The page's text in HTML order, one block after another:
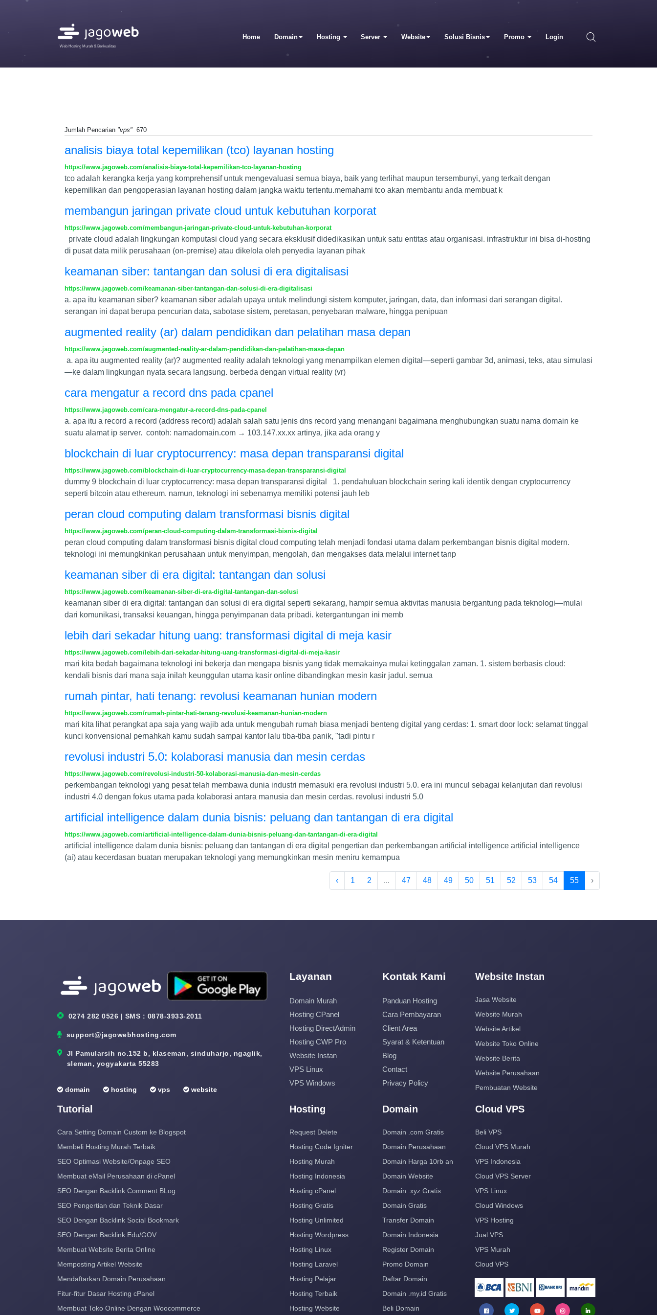
Web Hosting Murah & Berkualitas
Home Domain Hosting Server Website Solusi Bisnis Promo Login
Jumlah Pencarian "vps" 670
analisis biaya total kepemilikan (tco) layanan hosting
https://www.jagoweb.com/analisis-biaya-total-kepemilikan-tco-layanan-hosting
tco adalah kerangka kerja yang komprehensif untuk mengevaluasi semua biaya, baik yang terlihat maupun tersembunyi, yang terkait dengan
kepemilikan dan pengoperasian layanan hosting dalam jangka waktu tertentu.memahami tco akan membantu anda membuat k
membangun jaringan private cloud untuk kebutuhan korporat
https://www.jagoweb.com/membangun-jaringan-private-cloud-untuk-kebutuhan-korporat
private cloud adalah lingkungan komputasi cloud yang secara eksklusif didedikasikan untuk satu entitas atau organisasi. infrastruktur ini bisa di-hosting
di pusat data milik perusahaan (on-premise) atau dikelola oleh penyedia layanan pihak
keamanan siber: tantangan dan solusi di era digitalisasi
https://www.jagoweb.com/keamanan-siber-tantangan-dan-solusi-di-era-digitalisasi
a. apa itu keamanan siber? keamanan siber adalah upaya untuk melindungi sistem komputer, jaringan, data, dan informasi dari serangan digital.
serangan ini dapat berupa pencurian data, sabotase sistem, peretasan, penyebaran malware, hingga penipuan
augmented reality (ar) dalam pendidikan dan pelatihan masa depan
https://www.jagoweb.com/augmented-reality-ar-dalam-pendidikan-dan-pelatihan-masa-depan
a. apa itu augmented reality (ar)? augmented reality adalah teknologi yang menampilkan elemen digital—seperti gambar 3d, animasi, teks, atau simulasi
—ke dalam lingkungan nyata secara langsung. berbeda dengan virtual reality (vr)
cara mengatur a record dns pada cpanel
https://www.jagoweb.com/cara-mengatur-a-record-dns-pada-cpanel
a. apa itu a record a record (address record) adalah salah satu jenis dns record yang menangani bagaimana menghubungkan suatu nama domain ke
suatu alamat ip server. contoh: namadomain.com → 103.147.xx.xx artinya, jika ada orang y
blockchain di luar cryptocurrency: masa depan transparansi digital
https://www.jagoweb.com/blockchain-di-luar-cryptocurrency-masa-depan-transparansi-digital
dummy 9 blockchain di luar cryptocurrency: masa depan transparansi digital 1. pendahuluan blockchain sering kali identik dengan cryptocurrency
seperti bitcoin atau ethereum. namun, teknologi ini sebenarnya memiliki potensi jauh leb
peran cloud computing dalam transformasi bisnis digital
https://www.jagoweb.com/peran-cloud-computing-dalam-transformasi-bisnis-digital
peran cloud computing dalam transformasi bisnis digital cloud computing telah menjadi fondasi utama dalam perkembangan bisnis digital modern.
teknologi ini memungkinkan perusahaan untuk menyimpan, mengolah, dan mengakses data melalui internet tanp
keamanan siber di era digital: tantangan dan solusi
https://www.jagoweb.com/keamanan-siber-di-era-digital-tantangan-dan-solusi
keamanan siber di era digital: tantangan dan solusi di era digital seperti sekarang, hampir semua aktivitas manusia bergantung pada teknologi—mulai
dari komunikasi, transaksi keuangan, hingga penyimpanan data pribadi. ketergantungan ini memb
lebih dari sekadar hitung uang: transformasi digital di meja kasir
https://www.jagoweb.com/lebih-dari-sekadar-hitung-uang-transformasi-digital-di-meja-kasir
mari kita bedah bagaimana teknologi ini bekerja dan mengapa bisnis yang tidak memakainya mulai ketinggalan zaman. 1. sistem berbasis cloud:
kendali bisnis dari mana saja inilah keunggulan utama kasir online dibandingkan mesin kasir jadul. semua
rumah pintar, hati tenang: revolusi keamanan hunian modern
https://www.jagoweb.com/rumah-pintar-hati-tenang-revolusi-keamanan-hunian-modern
mari kita lihat perangkat apa saja yang wajib ada untuk mengubah rumah biasa menjadi benteng digital yang cerdas: 1. smart door lock: selamat tinggal
kunci konvensional pernahkah kamu sudah sampai kantor lalu tiba-tiba panik, "tadi pintu r
revolusi industri 5.0: kolaborasi manusia dan mesin cerdas
https://www.jagoweb.com/revolusi-industri-50-kolaborasi-manusia-dan-mesin-cerdas
perkembangan teknologi yang pesat telah membawa dunia industri memasuki era revolusi industri 5.0. era ini muncul sebagai kelanjutan dari revolusi
industri 4.0 dengan fokus utama pada kolaborasi antara manusia dan mesin cerdas. revolusi industri 5.0
artificial intelligence dalam dunia bisnis: peluang dan tantangan di era digital
https://www.jagoweb.com/artificial-intelligence-dalam-dunia-bisnis-peluang-dan-tantangan-di-era-digital
artificial intelligence dalam dunia bisnis: peluang dan tantangan di era digital pengertian dan perkembangan artificial intelligence artificial intelligence
(ai) atau kecerdasan buatan merupakan teknologi yang memungkinkan mesin meniru kemampua
‹ 1 2 ... 47 48 49 50 51 52 53 54 55 ›
0274 282 0526 | SMS : 0878-3933-2011
support@jagowebhosting.com
Jl Pamularsih no.152 b, klaseman, sinduharjo, ngaglik,
sleman, yogyakarta 55283
domain hosting vps website
Layanan
Domain Murah
Hosting CPanel
Hosting DirectAdmin
Hosting CWP Pro
Website Instan
VPS Linux
VPS Windows
Kontak Kami
Panduan Hosting
Cara Pembayaran
Client Area
Syarat & Ketentuan
Blog
Contact
Privacy Policy
Website Instan
Jasa Website
Website Murah
Website Artikel
Website Toko Online
Website Berita
Website Perusahaan
Pembuatan Website
Tutorial
Cara Setting Domain Custom ke Blogspot
Membeli Hosting Murah Terbaik
SEO Optimasi Website/Onpage SEO
Membuat eMail Perusahaan di cPanel
SEO Dengan Backlink Comment BLog
SEO Pengertian dan Teknik Dasar
SEO Dengan Backlink Social Bookmark
SEO Dengan Backlink Edu/GOV
Membuat Website Berita Online
Memposting Artikel Website
Mendaftarkan Domain Perusahaan
Fitur-fitur Dasar Hosting cPanel
Membuat Toko Online Dengan Woocommerce
Hosting
Request Delete
Hosting Code Igniter
Hosting Murah
Hosting Indonesia
Hosting cPanel
Hosting Gratis
Hosting Unlimited
Hosting Wordpress
Hosting Linux
Hosting Laravel
Hosting Pelajar
Hosting Terbaik
Hosting Website
Domain
Domain .com Gratis
Domain Perusahaan
Domain Harga 10rb an
Domain Website
Domain .xyz Gratis
Domain Gratis
Transfer Domain
Domain Indonesia
Register Domain
Promo Domain
Daftar Domain
Domain .my.id Gratis
Beli Domain
Cloud VPS
Beli VPS
Cloud VPS Murah
VPS Indonesia
Cloud VPS Server
VPS Linux
Cloud Windows
VPS Hosting
Jual VPS
VPS Murah
Cloud VPS